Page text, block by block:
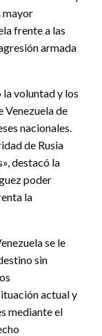
mayor
frente a las
armada
voluntad y los
Venezuela de
nacionales.
de Rusia
destacó la
poder
la
se le
sin
actual y
mediante el